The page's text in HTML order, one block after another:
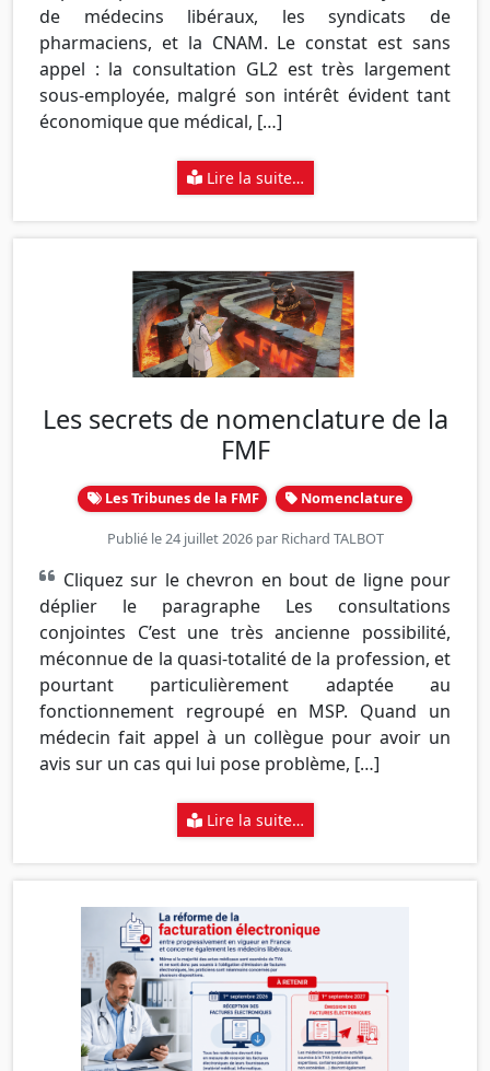
de médecins libéraux, les syndicats de
pharmaciens, et la CNAM. Le constat est sans
appel : la consultation GL2 est très largement
sous-employée, malgré son intérêt évident tant
économique que médical, […]
Lire la suite…
Les secrets de nomenclature de la
FMF
Les Tribunes de la FMF Nomenclature
Publié le 24 juillet 2026 par Richard TALBOT
Cliquez sur le chevron en bout de ligne pour
déplier le paragraphe Les consultations
conjointes C’est une très ancienne possibilité,
méconnue de la quasi-totalité de la profession, et
pourtant particulièrement adaptée au
fonctionnement regroupé en MSP. Quand un
médecin fait appel à un collègue pour avoir un
avis sur un cas qui lui pose problème, […]
Lire la suite…